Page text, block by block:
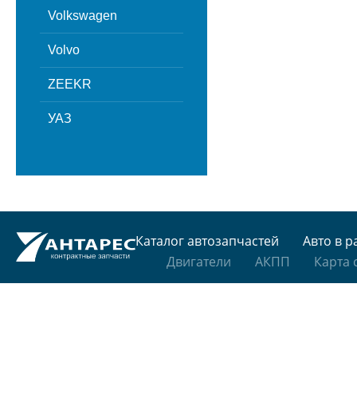
Volkswagen
Volvo
ZEEKR
УАЗ
Каталог автозапчастей
Авто в
Двигатели
АКПП Карта